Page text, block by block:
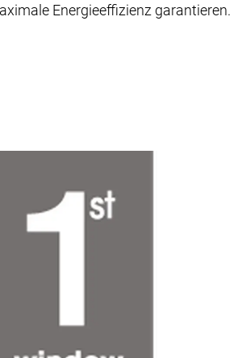
Energieeffizienz garantieren.